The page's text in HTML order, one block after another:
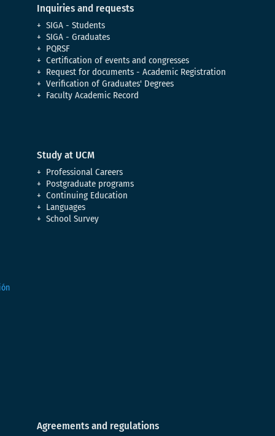
Inquiries and requests
SIGA - Students
SIGA - Graduates
PQRSF
Certification of events and congresses
Request for documents - Academic Registration
Verification of Graduates' Degrees
Faculty Academic Record
Study at UCM
Professional Careers
Postgraduate programs
Continuing Education
Languages
School Survey
Agreements and regulations